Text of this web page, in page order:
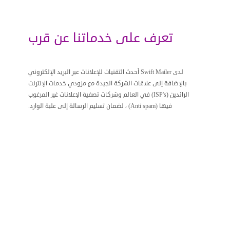
تعرف على خدماتنا عن قرب
لدى Swift Mailer أحدث التقنيات للإعلانات عبر البريد الإلكتروني
بالإضافة إلى علاقات الشركة الجيدة مع مزودي خدمات الإنترنت
الرائدين (ISP's) في العالم وشركات تصفية الإعلانات غير المرغوب
فيها (Anti spam) ، لضمان تسليم الرسالة إلى علبة الوارد.